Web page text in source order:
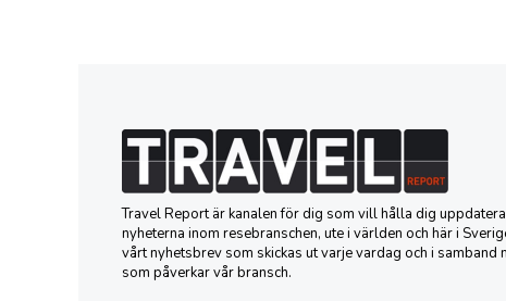
Travel Report är kanalen för dig som vill hålla dig
nyheterna inom resebranschen, ute i världen och här i
vårt nyhetsbrev som skickas ut varje vardag och i samband
som påverkar vår bransch.